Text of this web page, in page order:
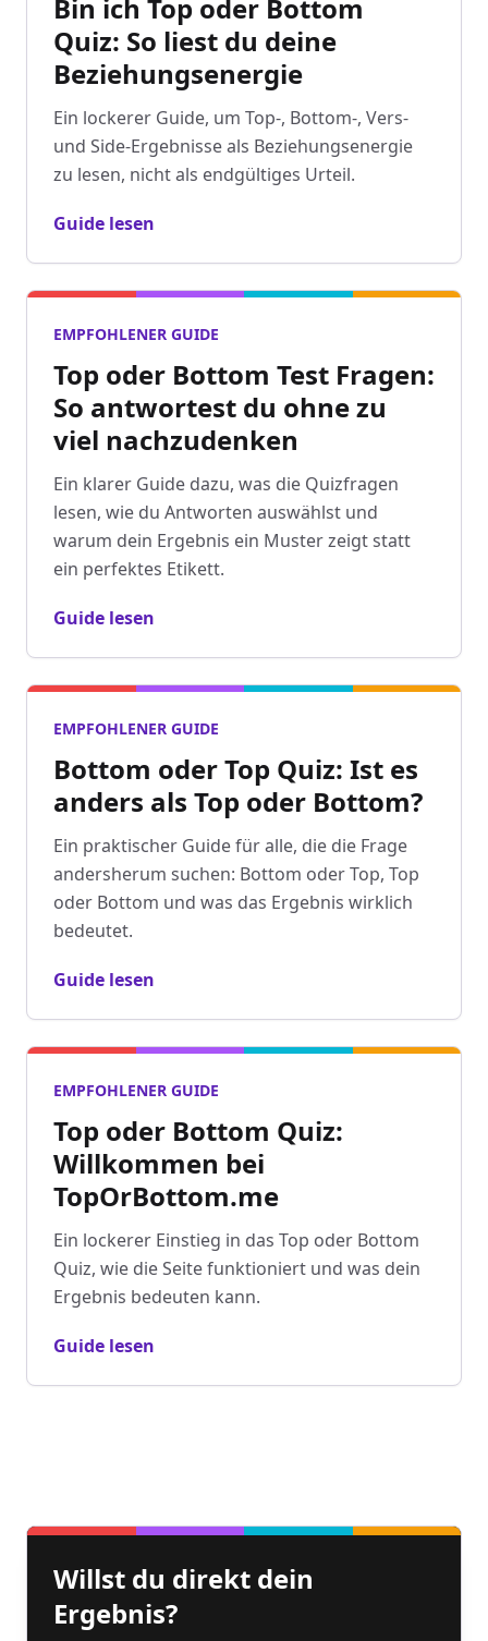
Bin ich Top oder Bottom
Quiz: So liest du deine
Beziehungsenergie
Ein lockerer Guide, um Top-, Bottom-, Vers-
und Side-Ergebnisse als Beziehungsenergie
zu lesen, nicht als endgültiges Urteil.
Guide lesen
EMPFOHLENER GUIDE
Top oder Bottom Test Fragen:
So antwortest du ohne zu
viel nachzudenken
Ein klarer Guide dazu, was die Quizfragen
lesen, wie du Antworten auswählst und
warum dein Ergebnis ein Muster zeigt statt
ein perfektes Etikett.
Guide lesen
EMPFOHLENER GUIDE
Bottom oder Top Quiz: Ist es
anders als Top oder Bottom?
Ein praktischer Guide für alle, die die Frage
andersherum suchen: Bottom oder Top, Top
oder Bottom und was das Ergebnis wirklich
bedeutet.
Guide lesen
EMPFOHLENER GUIDE
Top oder Bottom Quiz:
Willkommen bei
TopOrBottom.me
Ein lockerer Einstieg in das Top oder Bottom
Quiz, wie die Seite funktioniert und was dein
Ergebnis bedeuten kann.
Guide lesen
Willst du direkt dein
Ergebnis?